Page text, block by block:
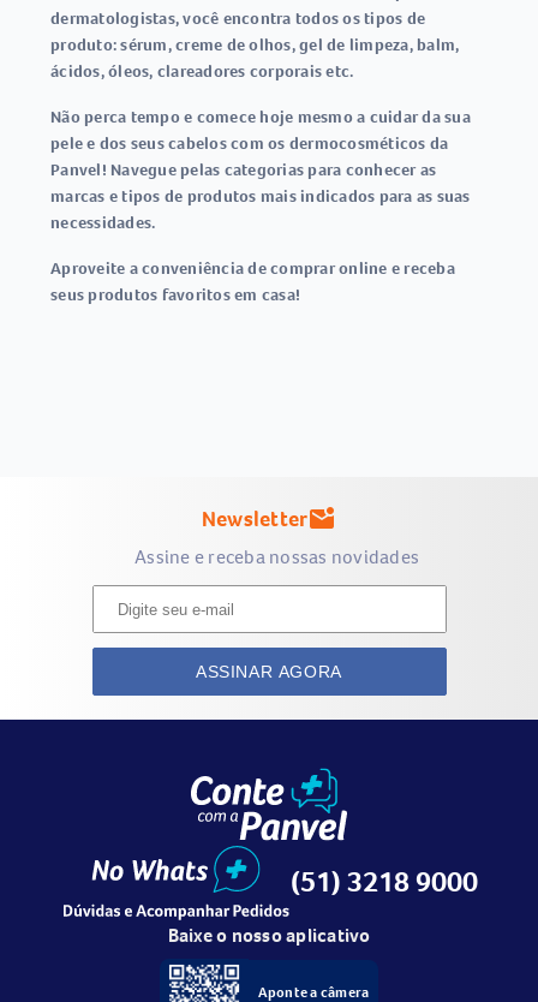
dermatologistas, você encontra todos os tipos de
produto: sérum, creme de olhos, gel de limpeza, balm,
ácidos, óleos, clareadores corporais etc.
Não perca tempo e comece hoje mesmo a cuidar da sua
pele e dos seus cabelos com os dermocosméticos da
Panvel! Navegue pelas categorias para conhecer as
marcas e tipos de produtos mais indicados para as suas
necessidades.
Aproveite a conveniência de comprar online e receba
seus produtos favoritos em casa!
Newslettermark_email_unread
Assine e receba nossas novidades
ASSINAR AGORA
(51) 3218 9000
Baixe o nosso aplicativo
Aponte a câmera